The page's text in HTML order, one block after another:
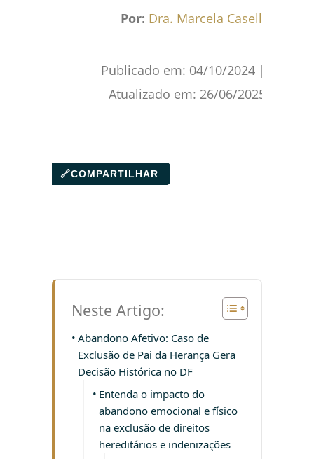
Por: Dra. Marcela Caselli
Publicado em: 04/10/2024 |
Atualizado em: 26/06/2025
🔗COMPARTILHAR
Neste Artigo:
Abandono Afetivo: Caso de
Exclusão de Pai da Herança Gera
Decisão Histórica no DF
Entenda o impacto do
abandono emocional e físico
na exclusão de direitos
hereditários e indenizações